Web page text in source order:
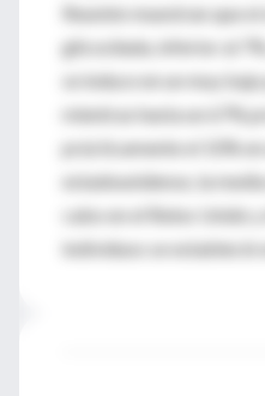
Reunión muestran que
glicosilada, inferior al
se induce en un muy
mientras hasta un 67%
prácticamente el 10%
estadounidense, la
cabo en el Reino Unido
individuos se estableció